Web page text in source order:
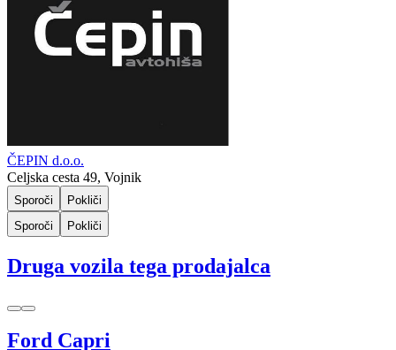
ČEPIN d.o.o.
Celjska cesta 49, Vojnik
Sporoči
Pokliči
Sporoči
Pokliči
Druga vozila tega prodajalca
Ford Capri